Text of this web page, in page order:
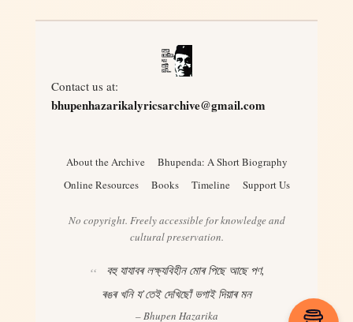
Contact us at:
bhupenhazarikalyricsarchive@gmail.com
About the Archive
Bhupenda: A Short Biography
Online Resources
Books Timeline Support Us
No copyright. Freely accessible for knowledge and
cultural preservation.
বহু যাযাবৰ লক্ষ্যবিহীন মোৰ পিছে আছে পণ,
ৰঙৰ খনি য’তেই দেখিছোঁ ভগাই দিয়াৰ মন
– Bhupen Hazarika